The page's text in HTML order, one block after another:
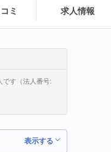
ミ 求人情報
です（法人番号:
表示する